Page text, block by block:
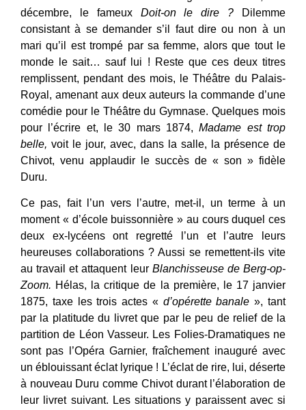
décembre, le fameux Doit-on le dire ? Dilemme
consistant à se demander s’il faut dire ou non à un
mari qu’il est trompé par sa femme, alors que tout le
monde le sait… sauf lui ! Reste que ces deux titres
remplissent, pendant des mois, le Théâtre du Palais-
Royal, amenant aux deux auteurs la commande d’une
comédie pour le Théâtre du Gymnase. Quelques mois
pour l’écrire et, le 30 mars 1874,Madame est trop
belle, voit le jour, avec, dans la salle, la présence de
Chivot, venu applaudir le succès de « son » fidèle
Duru.
Ce pas, fait l’un vers l’autre, met-il, un terme à un
moment « d’école buissonnière » au cours duquel ces
deux ex-lycéens ont regretté l’un et l’autre leurs
heureuses collaborations ? Aussi se remettent-ils vite
au travail et attaquent leur Blanchisseuse de Berg-op-
Zoom. Hélas, la critique de la première, le 17 janvier
1875, taxe les trois actes « d’opérette banale », tant
par la platitude du livret que par le peu de relief de la
partition de Léon Vasseur. Les Folies-Dramatiques ne
sont pas l’Opéra Garnier, fraîchement inauguré avec
un éblouissant éclat lyrique ! L’éclat de rire, lui, déserte
à nouveau Duru comme Chivot durant l’élaboration de
leur livret suivant. Les situations y paraissent avec si